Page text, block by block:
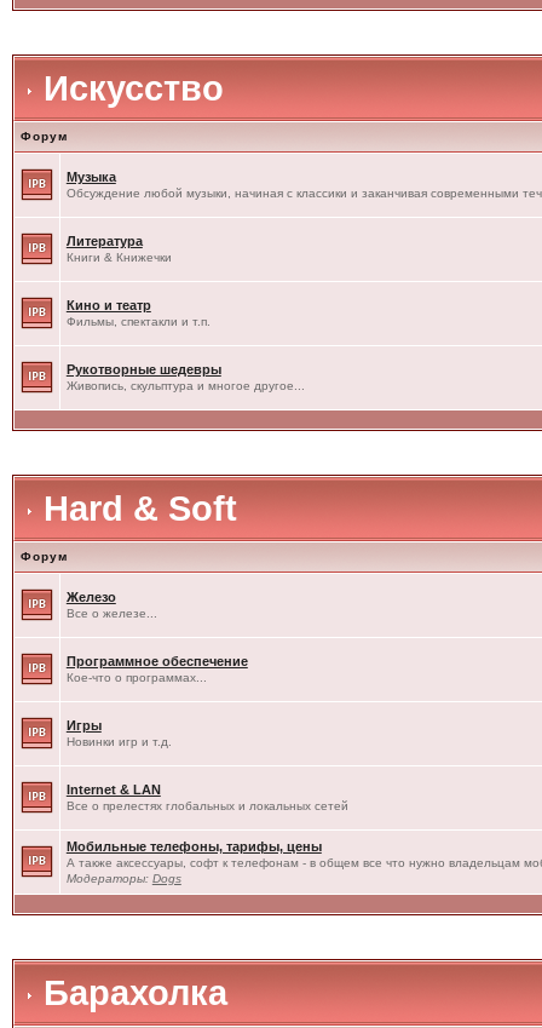
Искусство
Форум
Музыка
Обсуждение любой музыки, начиная с классики и заканчивая современными
Литература
Книги & Книжечки
Кино и театр
Фильмы, спектакли и т.п.
Рукотворные шедевры
Живопись, скульптура и многое другое...
Hard & Soft
Форум
Железо
Все о железе...
Программное обеспечение
Кое-что о программах...
Игры
Новинки игр и т.д.
Internet & LAN
Все о прелестях глобальных и локальных сетей
Мобильные телефоны, тарифы, цены
А также аксессуары, софт к телефонам - в общем все что нужно владельцам
Модераторы: Dogs
Барахолка